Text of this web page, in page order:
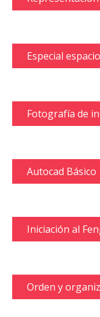
Especial
Fotografía de
Autocad Básico
Iniciación al
Orden y